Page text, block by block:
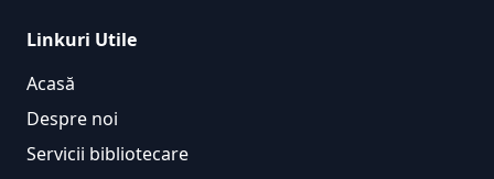
Linkuri Utile
Acasă
Despre noi
Servicii bibliotecare